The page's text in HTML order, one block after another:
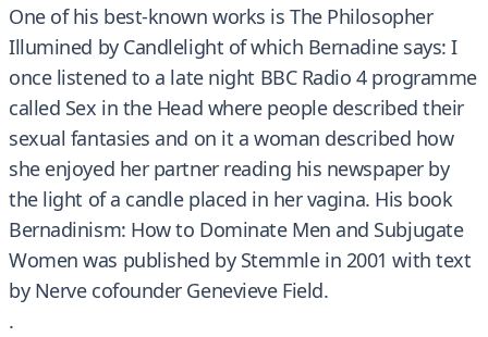
One of his best-known works is The Philosopher
Illumined by Candlelight of which Bernadine says: I
once listened to a late night BBC Radio 4 programme
called Sex in the Head where people described their
sexual fantasies and on it a woman described how
she enjoyed her partner reading his newspaper by
the light of a candle placed in her vagina. His book
Bernadinism: How to Dominate Men and Subjugate
Women was published by Stemmle in 2001 with text
by Nerve cofounder Genevieve Field.
.